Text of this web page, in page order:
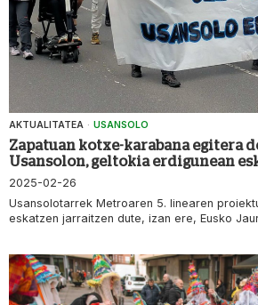
AKTUALITATEA · USANSOLO
Zapatuan kotxe-karabana egitera
Usansolon, geltokia erdigunean
2025-02-26
Usansolotarrek Metroaren 5. linearen
eskatzen jarraitzen dute, izan ere, Eusko